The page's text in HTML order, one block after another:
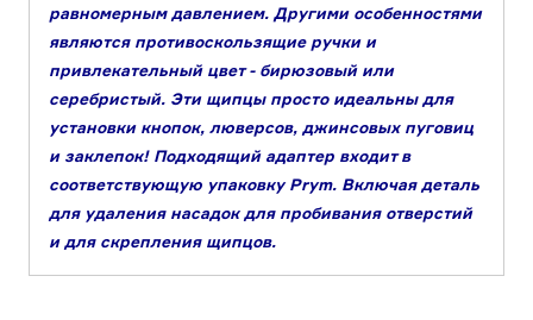
равномерным давлением. Другими особенностями
являются противоскользящие ручки и
привлекательный цвет - бирюзовый или
серебристый. Эти щипцы просто идеальны для
установки кнопок, люверсов, джинсовых пуговиц
и заклепок! Подходящий адаптер входит в
соответствующую упаковку Prym. Включая деталь
для удаления насадок для пробивания отверстий
и для скрепления щипцов.